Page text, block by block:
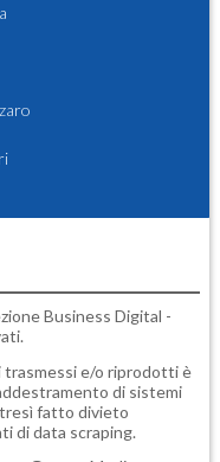
Business Digital -
e/o riprodotti è
di sistemi
fatto divieto
di data scraping.